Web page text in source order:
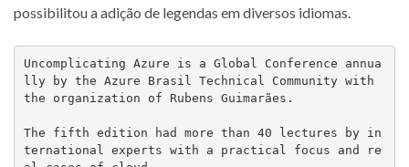
possibilitou a adição de legendas em diversos idiomas.
Uncomplicating Azure is a Global Conference annua
lly by the Azure Brasil Technical Community with
the organization of Rubens Guimarães.
The fifth edition had more than 40 lectures by in
ternational experts with a practical focus and re